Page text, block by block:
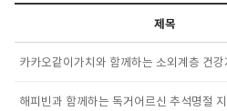
제목
카카오같이가치와 함께하는 소외계층 건강
해피빈과 함께하는 독거어르신 추석명절